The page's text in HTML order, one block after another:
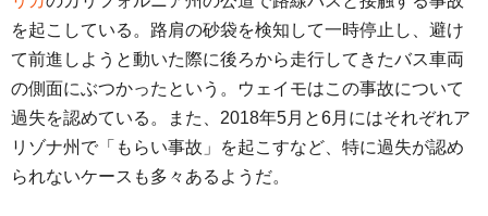
を起こしている。路肩の砂袋を検知して一時停止し、避け
て前進しようと動いた際に後ろから走行してきたバス車両
の側面にぶつかったという。ウェイモはこの事故について
過失を認めている。また、2018年5月と6月にはそれぞれア
リゾナ州で「もらい事故」を起こすなど、特に過失が認め
られないケースも多々あるようだ。